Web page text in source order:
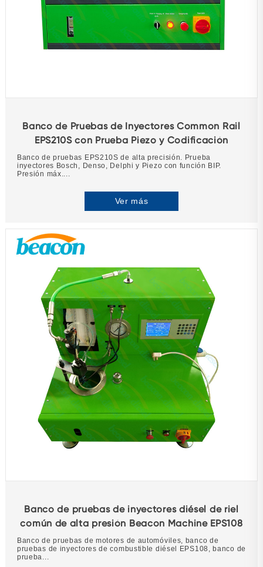
Banco de Pruebas de Inyectores Common Rail
EPS210S con Prueba Piezo y Codificación
Banco de pruebas EPS210S de alta precisión. Prueba
inyectores Bosch, Denso, Delphi y Piezo con función BIP.
Presión máx....
Ver más
Banco de pruebas de inyectores diésel de riel
común de alta presión Beacon Machine EPS108
Banco de pruebas de motores de automóviles, banco de
pruebas de inyectores de combustible diésel EPS108, banco de
prueba...